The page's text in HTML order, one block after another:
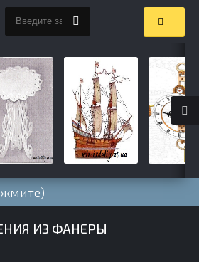
ИЗ ФАНЕРЫ